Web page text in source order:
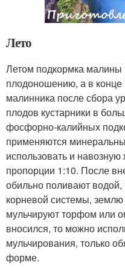
Лето
Летом подкормка малины
плодоношению, а в
малинника после сбора
плодов кустарники в
фосфорно-калийных
применяются
использовать и
пропорции 1:10. После
обильно поливают водой,
корневой системы, землю
мульчируют торфом или
вносился, то можно
мульчирования, только
форме.